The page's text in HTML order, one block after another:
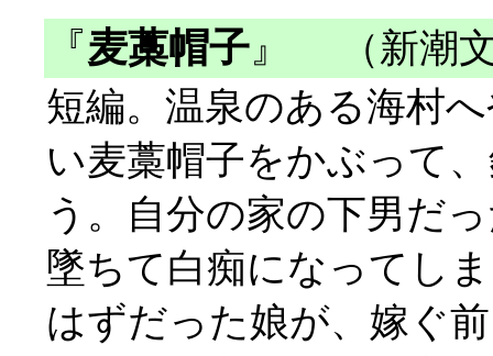
『麦藁帽子 』
（新潮文
短編。温泉のある海村
い麦藁帽子をかぶって
う。自分の家の下男だ
墜ちて白痴になってし
はずだった娘が、嫁ぐ